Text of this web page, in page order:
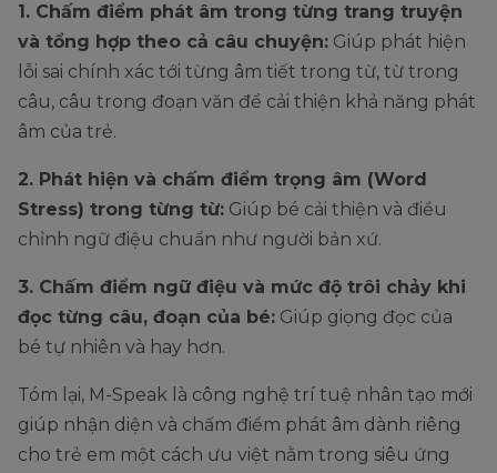
1. Chấm điểm phát âm trong từng trang truyện
và tổng hợp theo cả câu chuyện: Giúp phát hiện
lỗi sai chính xác tới từng âm tiết trong từ, từ trong
câu, câu trong đoạn văn để cải thiện khả năng phát
âm của trẻ.
2. Phát hiện và chấm điểm trọng âm (Word
Stress) trong từng từ: Giúp bé cải thiện và điều
chỉnh ngữ điệu chuẩn như người bản xứ.
3. Chấm điểm ngữ điệu và mức độ trôi chảy khi
đọc từng câu, đoạn của bé: Giúp giọng đọc của
bé tự nhiên và hay hơn.
Tóm lại, M-Speak là công nghệ trí tuệ nhân tạo mới
giúp nhận diện và chấm điểm phát âm dành riêng
cho trẻ em một cách ưu việt nằm trong siêu ứng